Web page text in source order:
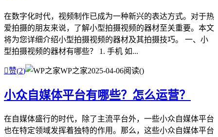
在数字化时代，视频制作已成为一种新兴的表达方式。对于热
爱拍摄的朋友来说，了解小型拍摄视频的器材至关重要。本文
将为您详细介绍小型拍摄视频的器材及其拍摄技巧。 一、小
型拍摄视频的器材有哪些？ 1. 手机 如...
赞(2) WP之家2025-04-06阅读()
小众自媒体平台有哪些？怎么运营？
在自媒体盛行的时代，除了主流平台外，一些小众自媒体平台
也在特定领域发挥着独特的作用。那么，这些小众自媒体平台